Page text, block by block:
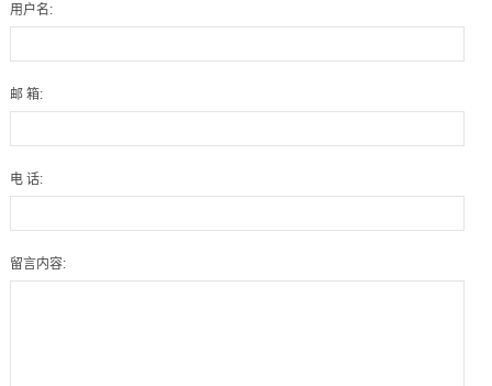
用户名:
邮 箱:
电 话:
留言内容: